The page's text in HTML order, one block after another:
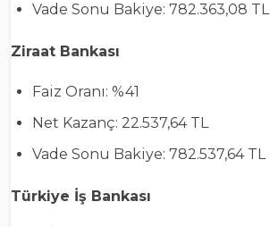
Vade Sonu Bakiye: 782.363,08 TL
Ziraat Bankası
Faiz Oranı: %41
Net Kazanç: 22.537,64 TL
Vade Sonu Bakiye: 782.537,64 TL
Türkiye İş Bankası